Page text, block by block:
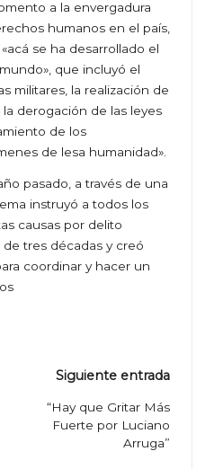
a la envergadura
humanos en el país,
se ha desarrollado el
que incluyó el
militares, la realización de
derogación de las leyes
de los
de lesa humanidad».
pasado, a través de una
instruyó a todos los
causas por delito
tres décadas y creó
coordinar y hacer un
Siguiente entrada
“Hay que Gritar Más
Fuerte por Luciano
Arruga”